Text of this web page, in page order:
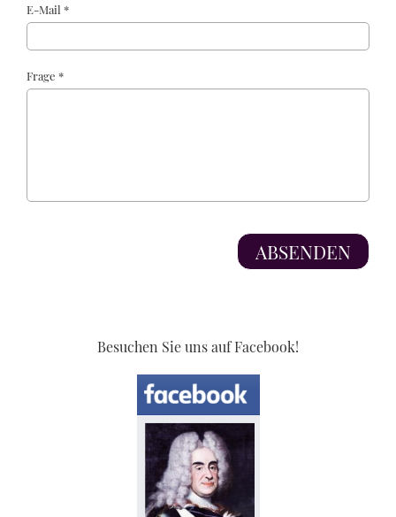
E-Mail *
Frage *
Besuchen Sie uns auf Facebook!